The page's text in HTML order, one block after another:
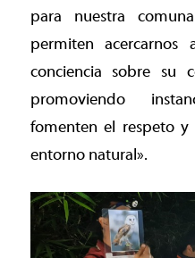
para nuestra
permiten
conciencia sobre su
promoviendo
fomenten el respeto
entorno natural».